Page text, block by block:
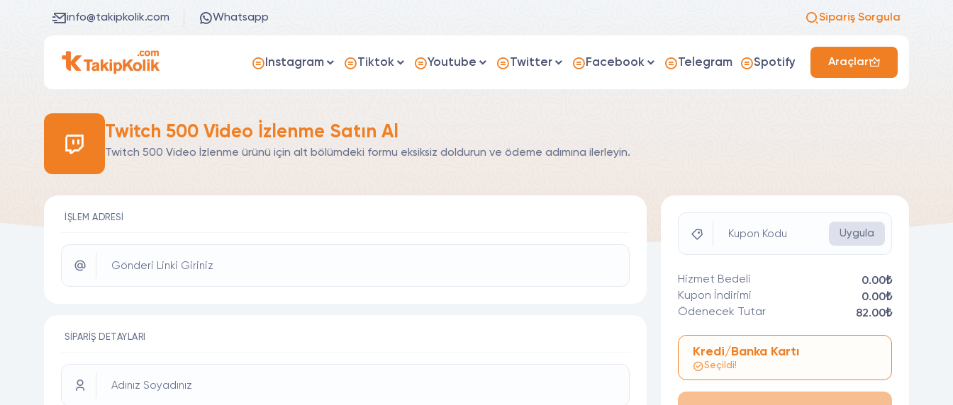
info@takipkolik.com Whatsapp Sipariş Sorgula
Instagram Tiktok Youtube Twitter Facebook Telegram Spotify Araçlar
Twitch 500 Video İzlenme Satın Al
Twitch 500 Video İzlenme ürünü için alt bölümdeki formu eksiksiz doldurun ve ödeme adımına ilerleyin.
İŞLEM ADRESI
Gönderi Linki Giriniz
SIPARIŞ DETAYLARI
Adınız Soyadınız
Kupon Kodu Uygula
Hizmet Bedeli
0.00₺
Kupon İndirimi
0.00₺
Ödenecek Tutar
82.00₺
Kredi/Banka Kartı
Seçildi!